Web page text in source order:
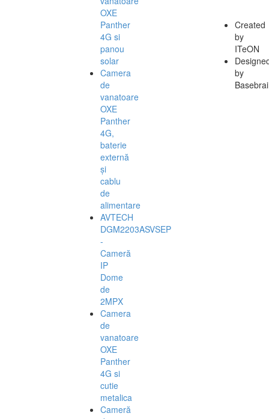
OXE
Panther
4G si
panou
solar
Camera
de
vanatoare
OXE
Panther
4G,
baterie
externă
și
cablu
de
alimentare
AVTECH
DGM2203ASVSEP
-
Cameră
IP
Dome
de
2MPX
Camera
de
vanatoare
OXE
Panther
4G si
cutie
metalica
Cameră
Created
by
ITeON
by